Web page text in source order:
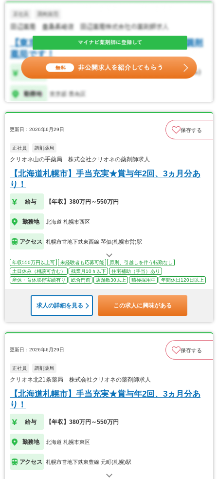
更新日：2026年6月29日 保存する
正社員 調剤薬局
クリオネ山の手薬局 株式会社クリオネの薬剤師求人
【北海道札幌市】手当充実★賞与年2回、3ヵ月分あ
り！
給与 【年収】380万円～550万円
勤務地 北海道 札幌市西区
アクセス 札幌市営地下鉄東西線 琴似(札幌市営)駅
年収550万円以上可 未経験者も応募可能
原則、引越しを伴う転勤なし
土日休み（相談可含む）
残業月10ｈ以下
住宅補助（手当）あり
産休・育休取得実績有り
総合門前 店舗数30以上 積極採用中 年間休日120日以上
求人の詳細を見る この求人に興味がある
更新日：2026年6月29日 保存する
正社員 調剤薬局
クリオネ北21条薬局 株式会社クリオネの薬剤師求人
【北海道札幌市】手当充実★賞与年2回、3ヵ月分あ
り！
給与 【年収】380万円～550万円
勤務地 北海道 札幌市東区
アクセス 札幌市営地下鉄東豊線 元町(札幌)駅